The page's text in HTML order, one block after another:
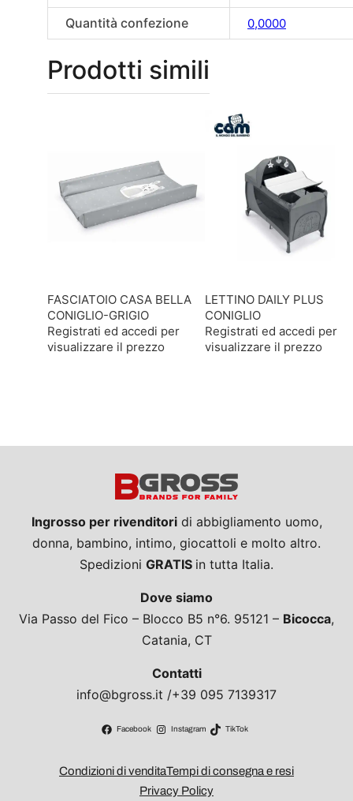
Quantità confezione 0,0000
Prodotti simili
FASCIATOIO CASA BELLA
CONIGLIO-GRIGIO
Registrati ed accedi per
visualizzare il prezzo
LETTINO DAILY PLUS
CONIGLIO
Registrati ed accedi per
visualizzare il prezzo
Ingrosso per rivenditoridi abbigliamento uomo,
donna, bambino, intimo, giocattoli e molto altro.
Spedizioni GRATIS in tutta Italia.
Dove siamo
Via Passo del Fico – Blocco B5 n°6. 95121 – Bicocca,
Catania, CT
Contatti
info@bgross.it /+39 095 7139317
Facebook Instagram TikTok
Condizioni di venditaTempi di consegna e resi
Privacy Policy